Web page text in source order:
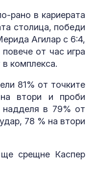
рано в кариерата
столица, победи
Агилар с 6:4,
от час игра
комплекса.
81% от точките
втори и проби
в 79% от
78 % на втори
срещне Каспер